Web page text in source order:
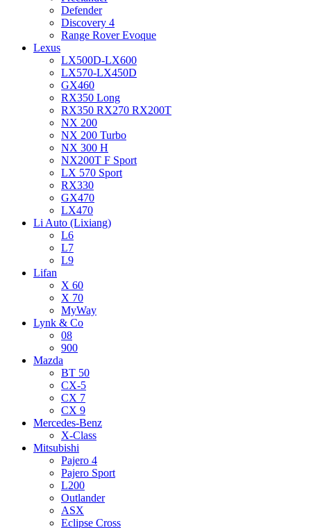
Defender
Discovery 4
Range Rover Evoque
Lexus
LX500D-LX600
LX570-LX450D
GX460
RX350 Long
RX350 RX270 RX200T
NX 200
NX 200 Turbo
NX 300 H
NX200T F Sport
LX 570 Sport
RX330
GX470
LX470
Li Auto (Lixiang)
L6
L7
L9
Lifan
X 60
X 70
MyWay
Lynk & Co
08
900
Mazda
BT 50
CX-5
CX 7
CX 9
Mercedes-Benz
X-Class
Mitsubishi
Pajero 4
Pajero Sport
L200
Outlander
ASX
Eclipse Cross